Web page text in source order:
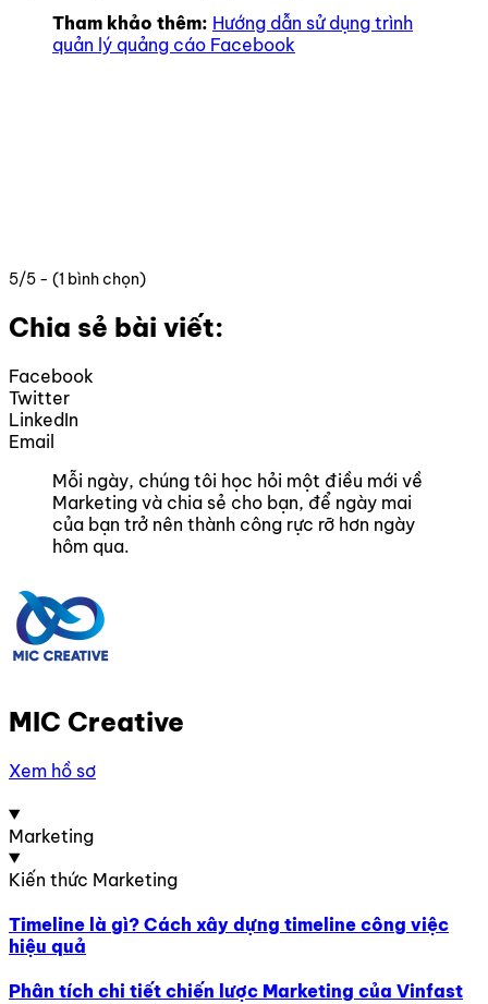
Tham khảo thêm: Hướng dẫn sử dụng trình
quản lý quảng cáo Facebook
5/5 - (1 bình chọn)
Chia sẻ bài viết:
Facebook
Twitter
LinkedIn
Email
Mỗi ngày, chúng tôi học hỏi một điều mới về
Marketing và chia sẻ cho bạn, để ngày mai
của bạn trở nên thành công rực rỡ hơn ngày
hôm qua.
MIC Creative
Xem hồ sơ
Marketing
Kiến thức Marketing
Timeline là gì? Cách xây dựng timeline công việc
hiệu quả
Phân tích chi tiết chiến lược Marketing của Vinfast